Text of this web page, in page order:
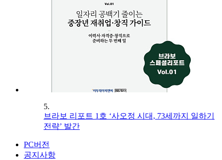
5.
브라보 리포트 1호 ‘사오정 시대, 73세까지 일하기
전략’ 발간
PC버전
공지사항